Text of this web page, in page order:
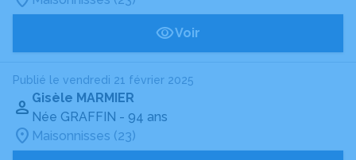
Voir
Publié le vendredi 21 février 2025
Gisèle MARMIER
Née GRAFFIN - 94 ans
Maisonnisses (23)